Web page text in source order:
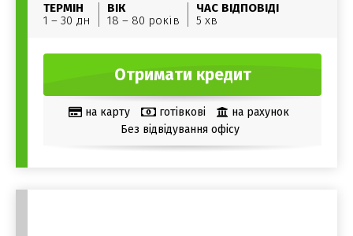
ТЕРМІН
1 – 30 дн
ВІК
18 – 80 років
ЧАС ВІДПОВІДІ
5 хв
Отримати кредит
на карту готівкові
на рахунок
Без відвідування офісу